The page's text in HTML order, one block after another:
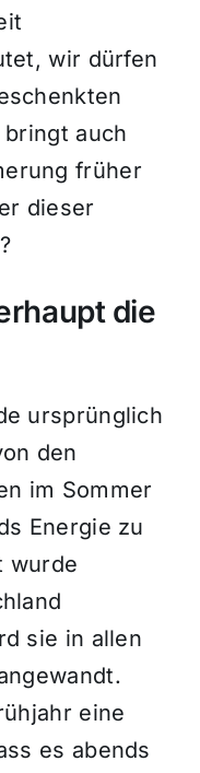
wir dürfen
auch
früher
dieser
die
ursprünglich
den
im Sommer
Energie zu
wurde
sie in allen
eine
es abends